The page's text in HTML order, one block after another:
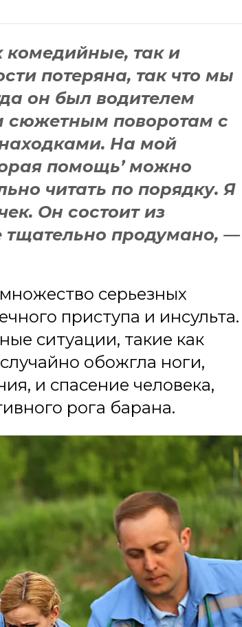
комедийные, так и
потеряна, так что мы
он был водителем
сюжетным поворотам с
На мой
помощь’ можно
читать по порядку. Я
Он состоит из
тщательно продумано, —
серьезных
приступа и инсульта.
ситуации, такие как
обожгла ноги,
и спасение человека,
рога барана.